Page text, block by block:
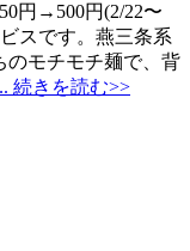
円→500円(2/22〜
スです。燕三条系
のモチモチ麺で、背
続きを読む>>